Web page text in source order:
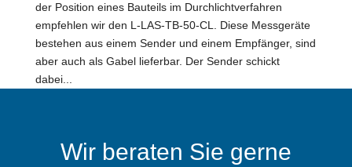
der Position eines Bauteils im Durchlichtverfahren
empfehlen wir den L-LAS-TB-50-CL. Diese Messgeräte
bestehen aus einem Sender und einem Empfänger, sind
aber auch als Gabel lieferbar. Der Sender schickt
dabei...
Wir beraten Sie gerne